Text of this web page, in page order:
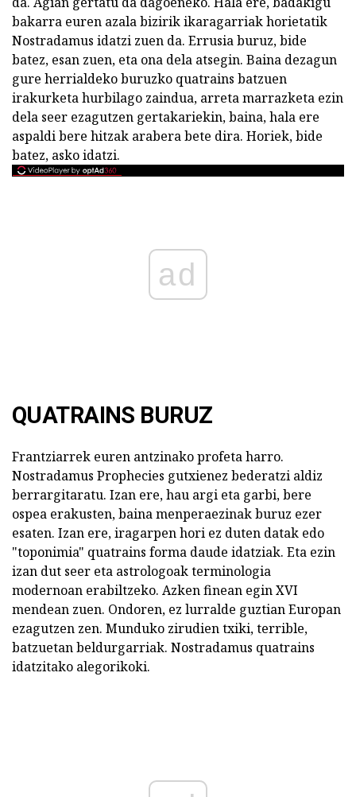
bakarra euren azala bizirik ikaragarriak horietatik
Nostradamus idatzi zuen da. Errusia buruz, bide
batez, esan zuen, eta ona dela atsegin. Baina dezagun
gure herrialdeko buruzko quatrains batzuen
irakurketa hurbilago zaindua, arreta marrazketa ezin
dela seer ezagutzen gertakariekin, baina, hala ere
aspaldi bere hitzak arabera bete dira. Horiek, bide
batez, asko idatzi.
ad
QUATRAINS BURUZ
Frantziarrek euren antzinako profeta harro.
Nostradamus Prophecies gutxienez bederatzi aldiz
berrargitaratu. Izan ere, hau argi eta garbi, bere
ospea erakusten, baina menperaezinak buruz ezer
esaten. Izan ere, iragarpen hori ez duten datak edo
"toponimia" quatrains forma daude idatziak. Eta ezin
izan dut seer eta astrologoak terminologia
modernoan erabiltzeko. Azken finean egin XVI
mendean zuen. Ondoren, ez lurralde guztian Europan
ezagutzen zen. Munduko zirudien txiki, terrible,
batzuetan beldurgarriak. Nostradamus quatrains
idatzitako alegorikoki.